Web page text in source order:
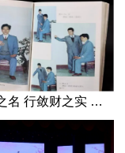
冒气功之名 行敛财之实 张宏堡义女“小倩”团伙覆灭记